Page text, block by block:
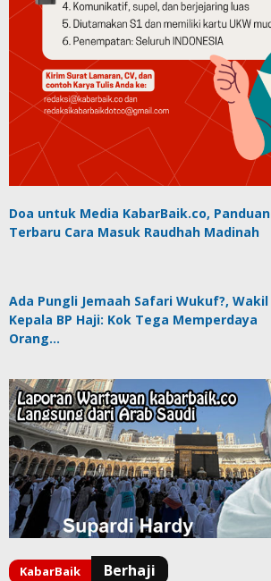
Doa untuk Media KabarBaik.co, Panduan
Terbaru Cara Masuk Raudhah Madinah
Ada Pungli Jemaah Safari Wukuf?, Wakil
Kepala BP Haji: Kok Tega Memperdaya
Orang…